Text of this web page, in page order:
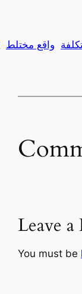
واقع مختلط
Leave
You must be